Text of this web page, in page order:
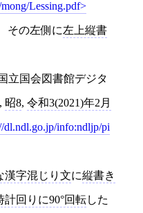
Lessing.pdf
、 その左側に左上縦書
立国会図書館デジタ
, 昭8, 令和3(2021)年2月
dl.ndl.go.jp/info:ndljp/pi
漢字混じり文に縦書き
計回りに90°回転した